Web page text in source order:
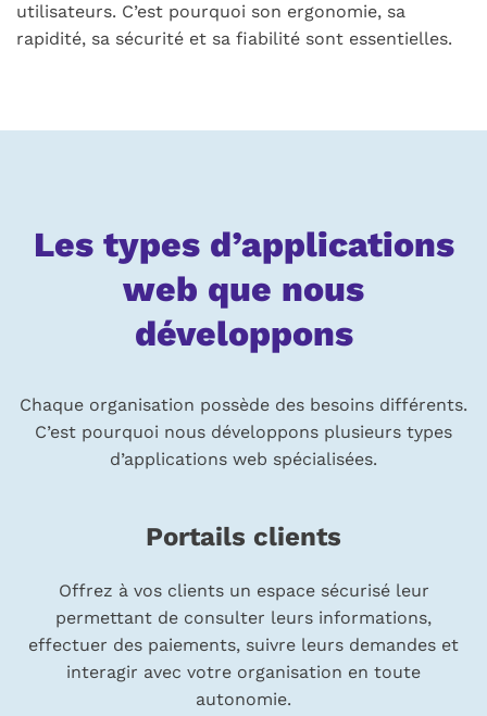
utilisateurs. C’est pourquoi son ergonomie, sa
rapidité, sa sécurité et sa fiabilité sont essentielles.
Les types d’applications
web que nous
développons
Chaque organisation possède des besoins différents.
C’est pourquoi nous développons plusieurs types
d’applications web spécialisées.
Portails clients
Offrez à vos clients un espace sécurisé leur
permettant de consulter leurs informations,
effectuer des paiements, suivre leurs demandes et
interagir avec votre organisation en toute
autonomie.